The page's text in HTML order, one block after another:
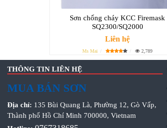
Sơn chống cháy KCC Firemask
SQ2300/SQ2000
Liên hệ
Ms Mai 2,789
THÔNG TIN LIÊN HỆ
MUA BÁN SƠN
Địa chỉ: 135 Bùi Quang Là, Phường 12, Gò Vấp,
Thành phố Hồ Chí Minh 700000, Vietnam